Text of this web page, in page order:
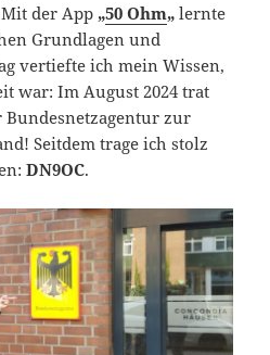
der App „50 Ohm„ lernte
Grundlagen und
vertiefte ich mein Wissen,
war: Im August 2024 trat
zur
Seitdem trage ich stolz
DN9OC.